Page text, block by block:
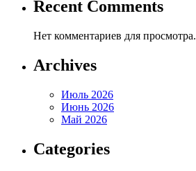
Recent Comments
Нет комментариев для просмотра.
Archives
Июль 2026
Июнь 2026
Май 2026
Categories